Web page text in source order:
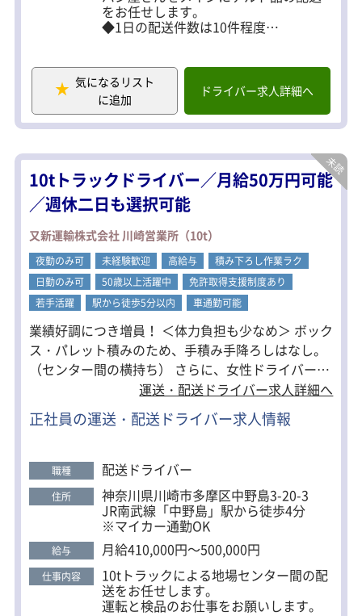
面サポートしています！ 中型免許取得可能。給与ア
をお任せします。
◆1日の配送件数は10件程度
◆検品作業あり（検品と納品：配送＝
3：7）
◆走行距離：80～150km
◆エリア：東京都・神奈川県・一部千
葉県
コミュニケーションを取る業務はほぼ
なし！
深夜帯はほとんどの場所が無人のた
め、納品時間もかかりません。
気になるリスト
に追加
ドライバー求人詳細へ
10tトラックドライバー／月給50万円可能
／週休二日も選択可能
又新運輸株式会社 川崎営業所（10t）
夜勤のみ可 未経験歓迎 高給与
積み下ろし作業ラク
日勤のみ可
50歳以上活躍中
免許取得支援制度あり
若手活躍
駅から徒歩5分以内 車通勤可能
業績好調につき増員！ ＜体力負担も少なめ＞ ボック
ス・パレット積みのため、手積み手降ろしはなし。
（センター間の横持ち） さらに、女性ドライバー活
躍中！ 働きやすい環境が整っています。 ＜資格取得
支援制度あり＞ 入社前に『大型免許』が取得できま
す！ 資格取得にかかる費用は会社が全額負担するの
運送・配送ドライバー求人詳細へ
正社員の運送・配送ドライバー求人情報
職種 配送ドライバー
住所 神奈川県川崎市多摩区中野島3-20-3
JR南武線「中野島」駅から徒歩4分
※マイカー通勤OK
給与 月給410,000円～500,000円
仕事内容 10tトラックによる地場センター間の配
送をお任せします。
運転と検品のお仕事をお願いします。